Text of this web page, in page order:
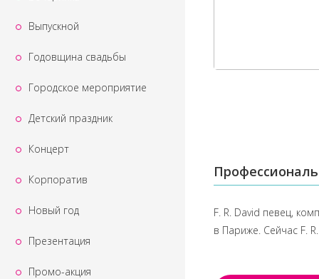
Выпускной
Годовщина свадьбы
Городское мероприятие
Детский праздник
Концерт
Корпоратив
Новый год
Презентация
Промо-акция
F. R. David певец,
в Париже. Сейчас F.